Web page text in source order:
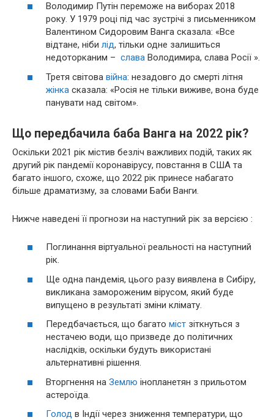
Володимир Путін переможе на виборах 2018
року. У 1979 році під час зустрічі з письменником
Валентином Сидоровим Ванга сказала: «Все
відтане, ніби лід, тільки одне залишиться
недоторканим – слава Володимира, слава Росії ».
Третя світова війна: незадовго до смерті літня
жінка сказала: «Росія не тільки виживе, вона буде
панувати над світом».
Що передбачила баба Ванга на 2022 рік?
Оскільки 2021 рік містив безліч важливих подій, таких як
другий рік пандемії коронавірусу, повстання в США та
багато іншого, схоже, що 2022 рік принесе набагато
більше драматизму, за словами Баби Ванги.
Нижче наведені її прогнози на наступний рік за версією :
Поглинання віртуальної реальності на наступний
рік.
Ще одна пандемія, цього разу виявлена ​​в Сибіру, ​​
викликана замороженим вірусом, який буде
випущено в результаті зміни клімату.
Передбачається, що багато міст зіткнуться з
нестачею води, що призведе до політичних
наслідків, оскільки будуть використані
альтернативні рішення.
Вторгнення на Землю інопланетян з прильотом
астероїда.
Голод в Індії через зниження температури, що